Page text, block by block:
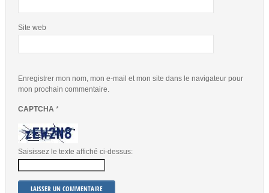
Site web
Enregistrer mon nom, mon e-mail et mon site dans le navigateur pour
mon prochain commentaire.
CAPTCHA *
Saisissez le texte affiché ci-dessus: